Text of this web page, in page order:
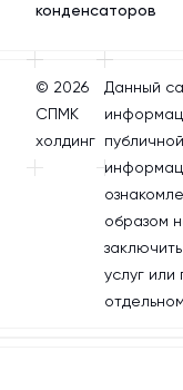
конденсаторов
© 2026
СПМК
холдинг
Данный
образом
услуг